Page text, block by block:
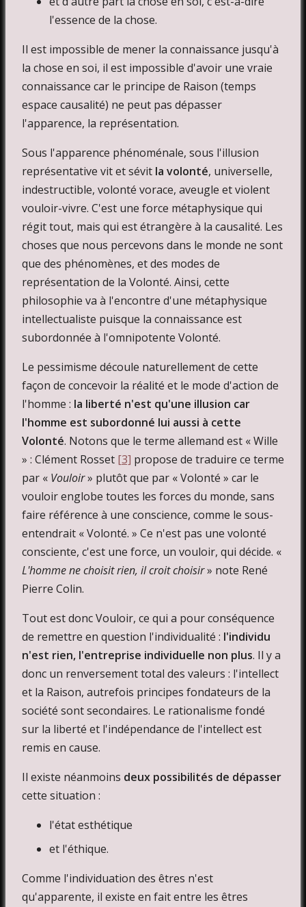
l'essence de la chose.
Il est impossible de mener la connaissance jusqu'à
la chose en soi, il est impossible d'avoir une vraie
connaissance car le principe de Raison (temps
espace causalité) ne peut pas dépasser
l'apparence, la représentation.
Sous l'apparence phénoménale, sous l'illusion
représentative vit et sévit la volonté, universelle,
indestructible, volonté vorace, aveugle et violent
vouloir-vivre. C'est une force métaphysique qui
régit tout, mais qui est étrangère à la causalité. Les
choses que nous percevons dans le monde ne sont
que des phénomènes, et des modes de
représentation de la Volonté. Ainsi, cette
philosophie va à l'encontre d'une métaphysique
intellectualiste puisque la connaissance est
subordonnée à l'omnipotente Volonté.
Le pessimisme découle naturellement de cette
façon de concevoir la réalité et le mode d'action de
l'homme : la liberté n'est qu'une illusion car
l'homme est subordonné lui aussi à cette
Volonté. Notons que le terme allemand est « Wille
» : Clément Rosset [3] propose de traduire ce terme
par « Vouloir» plutôt que par « Volonté » car le
vouloir englobe toutes les forces du monde, sans
faire référence à une conscience, comme le sous-
entendrait « Volonté. » Ce n'est pas une volonté
consciente, c'est une force, un vouloir, qui décide. «
L'homme ne choisit rien, il croit choisir» note René
Pierre Colin.
Tout est donc Vouloir, ce qui a pour conséquence
de remettre en question l'individualité : l'individu
n'est rien, l'entreprise individuelle non plus. Il y a
donc un renversement total des valeurs : l'intellect
et la Raison, autrefois principes fondateurs de la
société sont secondaires. Le rationalisme fondé
sur la liberté et l'indépendance de l'intellect est
remis en cause.
Il existe néanmoins deux possibilités de dépasser
cette situation :
l'état esthétique
et l'éthique.
Comme l'individuation des êtres n'est
qu'apparente, il existe en fait entre les êtres